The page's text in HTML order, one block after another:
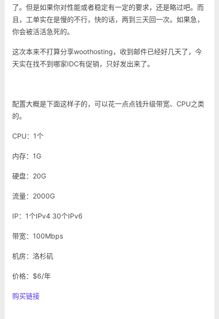
了。但是如果你对性能或者稳定有一定的要求，还是略过吧。而
且，工单实在是慢的不行，快的话，两到三天回一次。如果急，
你会被活活急死的。
这次本来不打算分享woothosting，收到邮件已经好几天了，今
天实在找不到哪家IDC有促销，只好发出来了。
配置大概是下面这样子的，可以花一点点钱升级带宽、CPU之类
的。
CPU：1个
内存：1G
硬盘：20G
流量：2000G
IP：1个IPv4 30个IPv6
带宽：100Mbps
机房：洛杉矶
价格：$6/年
购买链接